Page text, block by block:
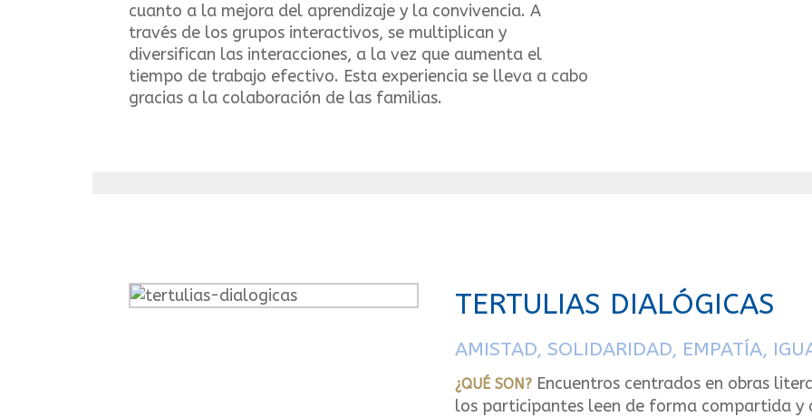
cuanto a la mejora del aprendizaje y la convivencia. A
través de los grupos interactivos, se multiplican y
diversifican las interacciones, a la vez que aumenta el
tiempo de trabajo efectivo. Esta experiencia se lleva a cabo
gracias a la colaboración de las familias.
TERTULIAS DIALÓGICAS
AMISTAD, SOLIDARIDAD, EMPATÍA,
¿QUÉ SON? Encuentros centrados en obras
los participantes leen de forma compartida y